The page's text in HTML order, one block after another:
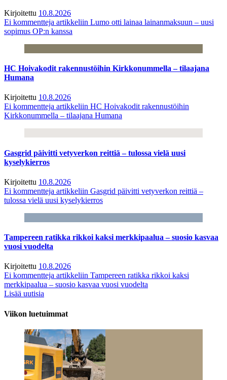
Kirjoitettu 10.8.2026
Ei kommentteja artikkeliin Lumo otti lainaa lainanmaksuun – uusi
sopimus OP:n kanssa
HC Hoivakodit rakennustöihin Kirkkonummella – tilaajana
Humana
Kirjoitettu 10.8.2026
Ei kommentteja artikkeliin HC Hoivakodit rakennustöihin
Kirkkonummella – tilaajana Humana
Gasgrid päivitti vetyverkon reittiä – tulossa vielä uusi
kyselykierros
Kirjoitettu 10.8.2026
Ei kommentteja artikkeliin Gasgrid päivitti vetyverkon reittiä –
tulossa vielä uusi kyselykierros
Tampereen ratikka rikkoi kaksi merkkipaalua – suosio kasvaa
vuosi vuodelta
Kirjoitettu 10.8.2026
Ei kommentteja artikkeliin Tampereen ratikka rikkoi kaksi
merkkipaalua – suosio kasvaa vuosi vuodelta
Lisää uutisia
Viikon luetuimmat